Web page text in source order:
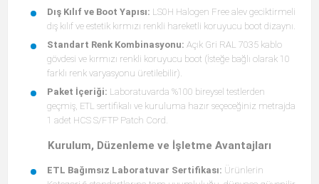
Dış Kılıf ve Boot Yapısı: LS0H Halogen Free alev geciktirmeli
dış kılıf ve estetik kırmızı renkli hareketli koruyucu boot dizaynı.
Standart Renk Kombinasyonu: Açık Gri RAL 7035 kablo
gövdesi ve kırmızı renkli koruyucu boot (İsteğe bağlı olarak 10
farklı renk varyasyonu üretilebilir).
Paket İçeriği: Laboratuvarda %100 bireysel testlerden
geçmiş, ETL sertifikalı ve kuruluma hazır seçeceğiniz metrajda
1 adet HCS S/FTP Patch Cord.
Kurulum, Düzenleme ve İşletme Avantajları
ETL Bağımsız Laboratuvar Sertifikası: Ürünlerin